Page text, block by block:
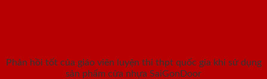
Phản hồi tốt của giáo viên luyện thi thpt quốc gia khi sử dụng
sản phẩm cửa nhựa SaiGonDoor